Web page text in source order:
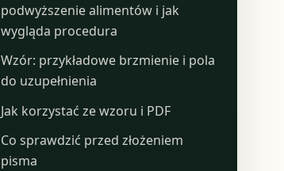
podwyższenie alimentów i jak
wygląda procedura
Wzór: przykładowe brzmienie i pola
do uzupełnienia
Jak korzystać ze wzoru i PDF
Co sprawdzić przed złożeniem
pisma